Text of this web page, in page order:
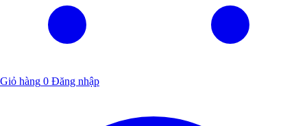
Giỏ hàng 0 Đăng nhập